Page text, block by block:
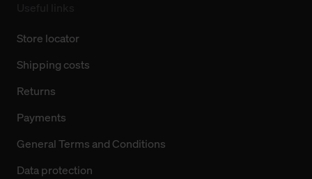
Store locator
Shipping costs
Returns
Payments
General Terms and Conditions
Data protection